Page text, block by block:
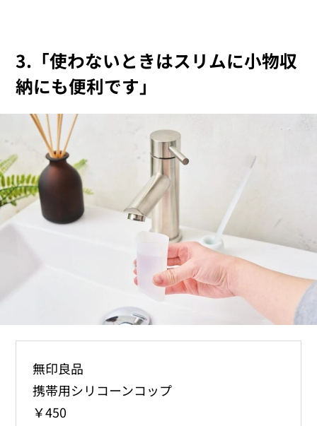
3.「使わないときはスリムに小物収
納にも便利です」
無印良品
携帯用シリコーンコップ
￥450